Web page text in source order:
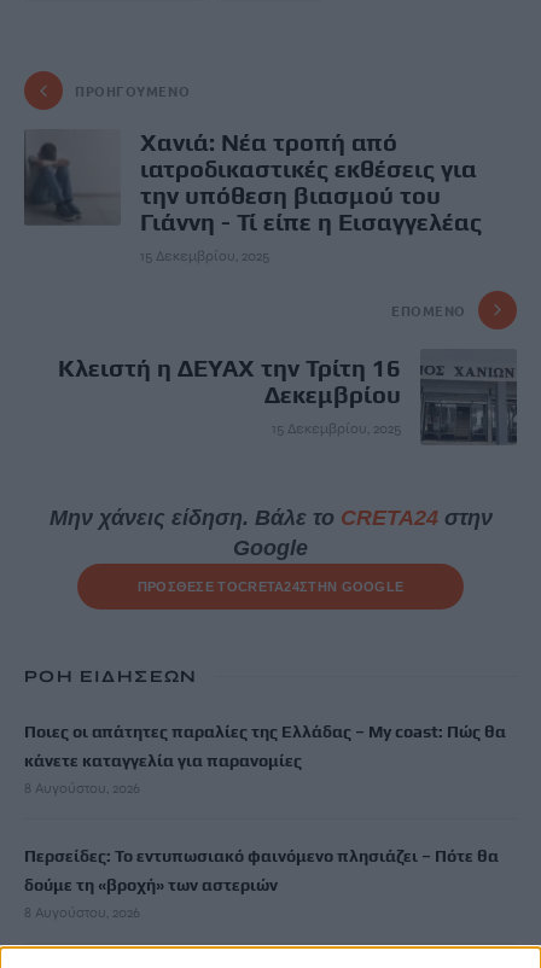
ΠΡΟΗΓΟΎΜΕΝΟ
Χανιά: Νέα τροπή από
ιατροδικαστικές εκθέσεις για
την υπόθεση βιασμού του
Γιάννη - Τί είπε η Εισαγγελέας
15 Δεκεμβρίου, 2025
ΕΠΌΜΕΝΟ
Κλειστή η ΔΕΥΑΧ την Τρίτη 16
Δεκεμβρίου
15 Δεκεμβρίου, 2025
Μην χάνεις είδηση. Βάλε το CRETA24στην
Google
ΠΡΟΣΘΕΣΕ ΤΟCRETA24ΣΤΗΝ GOOGLE
ΡΟΗ ΕΙΔΗΣΕΩΝ
Ποιες οι απάτητες παραλίες της Ελλάδας – My coast: Πώς θα
κάνετε καταγγελία για παρανομίες
8 Αυγούστου, 2026
Περσείδες: Το εντυπωσιακό φαινόμενο πλησιάζει – Πότε θα
δούμε τη «βροχή» των αστεριών
8 Αυγούστου, 2026